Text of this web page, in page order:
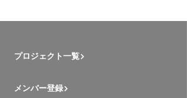
プロジェクト一覧
メンバー登録